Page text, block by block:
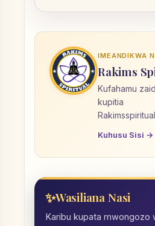
IMEANDIKWA
Rakims
Kufahamu
kupitia
Kuhusu Sisi →
Wasiliana Nasi
Karibu kupata mwongozo